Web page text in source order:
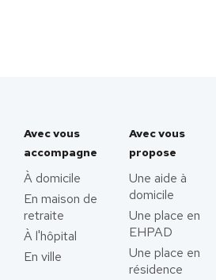
Avec vous
accompagne
À domicile
En maison de
retraite
À l'hôpital
En ville
Avec vous
propose
Une aide à
domicile
Une place en
EHPAD
Une place en
résidence